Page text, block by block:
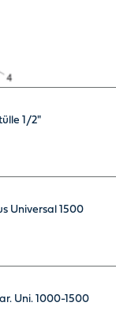
1/2"
Universal 1500
Uni. 1000-1500